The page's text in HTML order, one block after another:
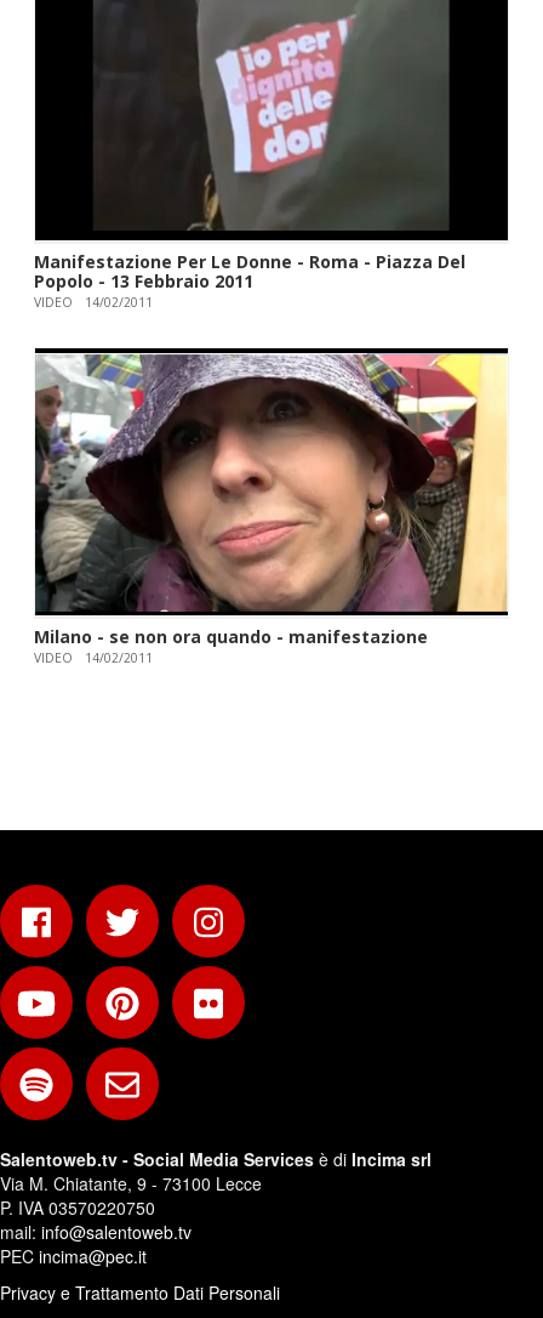
Manifestazione Per Le Donne - Roma - Piazza Del
Popolo - 13 Febbraio 2011
VIDEO 14/02/2011
Milano - se non ora quando - manifestazione
VIDEO 14/02/2011
Salentoweb.tv - Social Media Services è di Incima srl
Via M. Chiatante, 9 - 73100 Lecce
P. IVA 03570220750
mail: info@salentoweb.tv
PEC incima@pec.it
Privacy e Trattamento Dati Personali